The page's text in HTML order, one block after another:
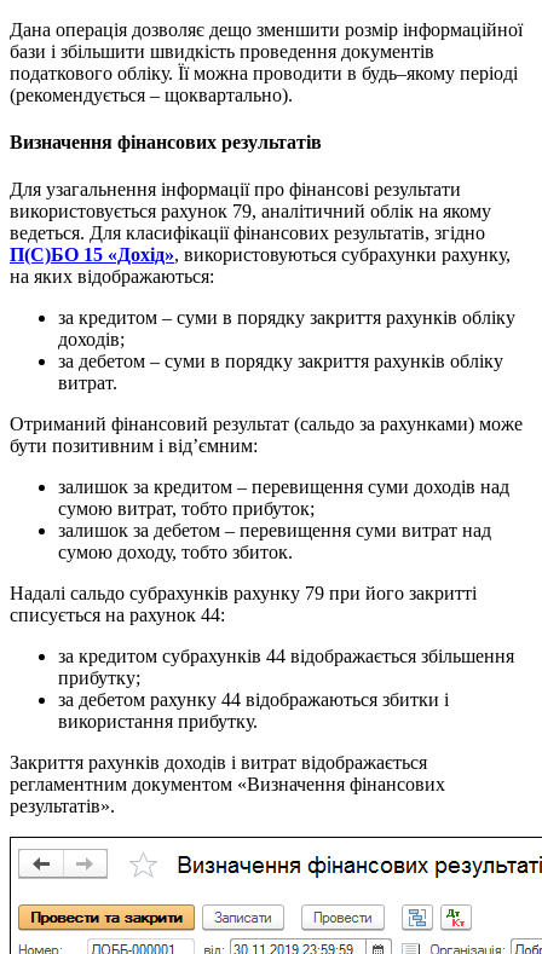
Дана операція дозволяє дещо зменшити розмір інформаційної
бази і збільшити швидкість проведення документів
податкового обліку. Її можна проводити в будь–якому періоді
(рекомендується – щоквартально).
Визначення фінансових результатів
Для узагальнення інформації про фінансові результати
використовується рахунок 79, аналітичний облік на якому
ведеться. Для класифікації фінансових результатів, згідно
П(С)БО 15 «Дохід», використовуються субрахунки рахунку,
на яких відображаються:
за кредитом – суми в порядку закриття рахунків обліку
доходів;
за дебетом – суми в порядку закриття рахунків обліку
витрат.
Отриманий фінансовий результат (сальдо за рахунками) може
бути позитивним і від’ємним:
залишок за кредитом – перевищення суми доходів над
сумою витрат, тобто прибуток;
залишок за дебетом – перевищення суми витрат над
сумою доходу, тобто збиток.
Надалі сальдо субрахунків рахунку 79 при його закритті
списується на рахунок 44:
за кредитом субрахунків 44 відображається збільшення
прибутку;
за дебетом рахунку 44 відображаються збитки і
використання прибутку.
Закриття рахунків доходів і витрат відображається
регламентним документом «Визначення фінансових
результатів».